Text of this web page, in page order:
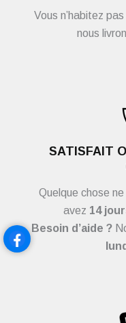
Vous n’habitez
nous
SATISFAIT
Quelque chose
avez 14
Besoin d’aide ?